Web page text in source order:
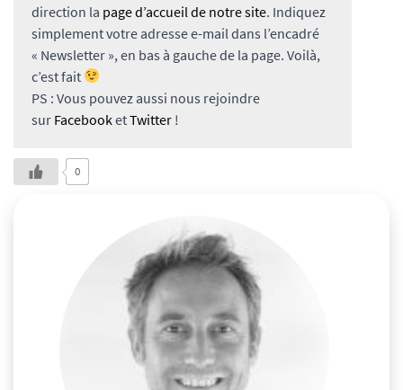
direction la page d’accueil de notre site. Indiquez
simplement votre adresse e-mail dans l’encadré
« Newsletter », en bas à gauche de la page. Voilà,
c’est fait
PS : Vous pouvez aussi nous rejoindre
sur FacebooketTwitter !
0